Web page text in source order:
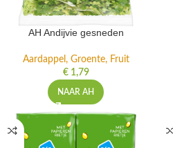
AH Andijvie gesneden
Aardappel, Groente, Fruit
€1,79
NAAR AH